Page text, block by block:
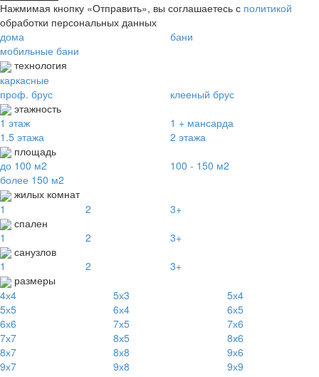
Нажмимая кнопку «Отправить», вы соглашаетесь с политикой
обработки персональных данных
дома
бани
мобильные бани
технология
каркасные
проф. брус
клееный брус
этажность
1 этаж
1 + мансарда
1.5 этажа
2 этажа
площадь
до 100 м2
100 - 150 м2
более 150 м2
жилых комнат
1
2
3+
спален
1
2
3+
санузлов
1
2
3+
размеры
4х4
5х3
5х4
5х5
6х4
6х5
6х6
7х5
7х6
7х7
8х5
8х6
8х7
8х8
9х6
9х7
9х8
9х9